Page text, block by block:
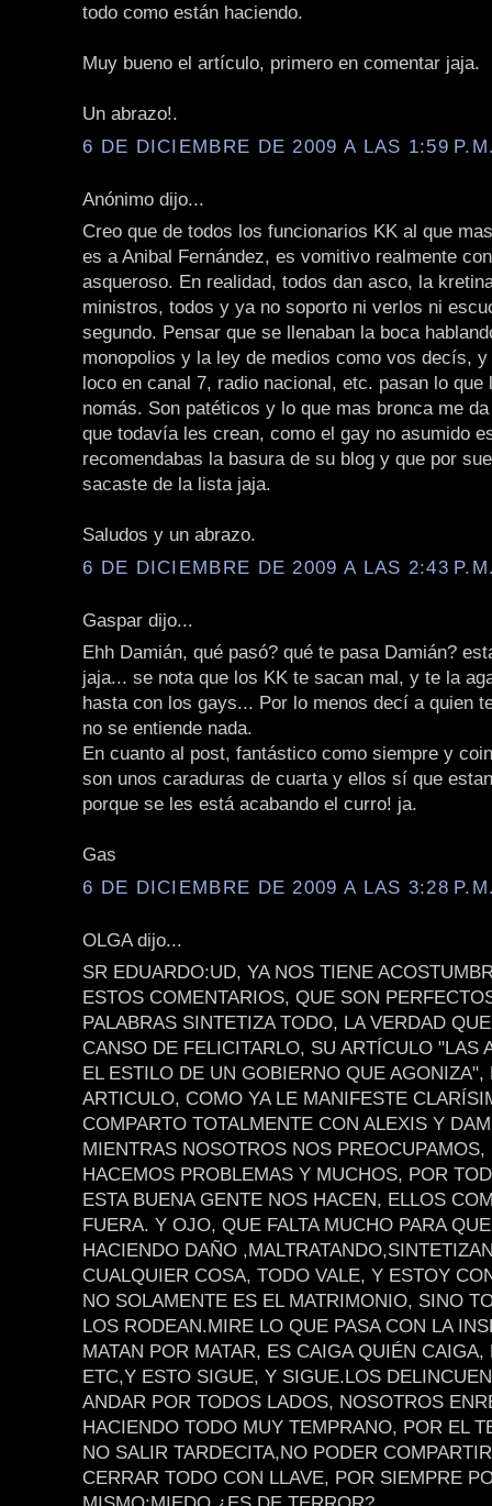
todo como están haciendo.
Muy bueno el artículo, primero en comentar jaja.
Un abrazo!.
6 DE DICIEMBRE DE 2009 A LAS 1:59
Anónimo dijo...
Creo que de todos los funcionarios KK al que
es a Anibal Fernández, es vomitivo realmente
asqueroso. En realidad, todos dan asco, la
ministros, todos y ya no soporto ni verlos ni
segundo. Pensar que se llenaban la boca
monopolios y la ley de medios como vos decís,
loco en canal 7, radio nacional, etc. pasan lo que
nomás. Son patéticos y lo que mas bronca me
que todavía les crean, como el gay no asumido
recomendabas la basura de su blog y que por
sacaste de la lista jaja.
Saludos y un abrazo.
6 DE DICIEMBRE DE 2009 A LAS 2:43
Gaspar dijo...
Ehh Damián, qué pasó? qué te pasa Damián?
jaja... se nota que los KK te sacan mal, y te la
hasta con los gays... Por lo menos decí a quien
no se entiende nada.
En cuanto al post, fantástico como siempre y
son unos caraduras de cuarta y ellos sí que
porque se les está acabando el curro! ja.
Gas
6 DE DICIEMBRE DE 2009 A LAS 3:28
OLGA dijo...
SR EDUARDO:UD, YA NOS TIENE
ESTOS COMENTARIOS, QUE SON
PALABRAS SINTETIZA TODO, LA VERDAD
CANSO DE FELICITARLO, SU ARTÍCULO "LAS
EL ESTILO DE UN GOBIERNO QUE AGONIZA",
ARTICULO, COMO YA LE MANIFESTE
COMPARTO TOTALMENTE CON ALEXIS Y
MIENTRAS NOSOTROS NOS PREOCUPAMOS,
HACEMOS PROBLEMAS Y MUCHOS, POR
ESTA BUENA GENTE NOS HACEN, ELLOS
FUERA. Y OJO, QUE FALTA MUCHO PARA
HACIENDO DAÑO
CUALQUIER COSA, TODO VALE, Y ESTOY
NO SOLAMENTE ES EL MATRIMONIO, SINO
LOS RODEAN.MIRE LO QUE PASA CON LA
MATAN POR MATAR, ES CAIGA QUIÉN CAIGA,
ETC,Y ESTO SIGUE, Y SIGUE.LOS
ANDAR POR TODOS LADOS, NOSOTROS
HACIENDO TODO MUY TEMPRANO, POR EL
NO SALIR TARDECITA,NO PODER
CERRAR TODO CON LLAVE, POR SIEMPRE